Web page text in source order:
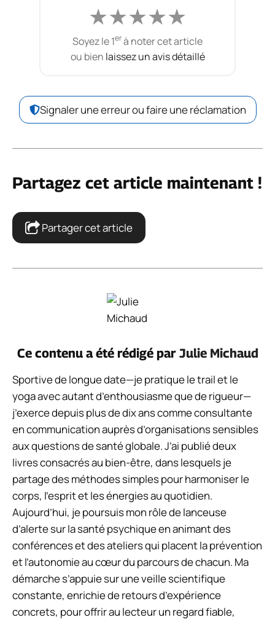
★★★★★
Soyez le 1erà noter cet article
ou bien laissez un avis détaillé
Signaler une erreur ou faire une réclamation
Partagez cet article maintenant !
Partager cet article
Ce contenu a été rédigé par Julie Michaud
Sportive de longue date—je pratique le trail et le
yoga avec autant d’enthousiasme que de rigueur—
j’exerce depuis plus de dix ans comme consultante
en communication auprès d’organisations sensibles
aux questions de santé globale. J’ai publié deux
livres consacrés au bien-être, dans lesquels je
partage des méthodes simples pour harmoniser le
corps, l’esprit et les énergies au quotidien.
Aujourd’hui, je poursuis mon rôle de lanceuse
d’alerte sur la santé psychique en animant des
conférences et des ateliers qui placent la prévention
et l’autonomie au cœur du parcours de chacun. Ma
démarche s’appuie sur une veille scientifique
constante, enrichie de retours d’expérience
concrets, pour offrir au lecteur un regard fiable,